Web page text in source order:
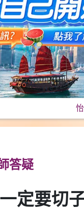
答疑
定要切